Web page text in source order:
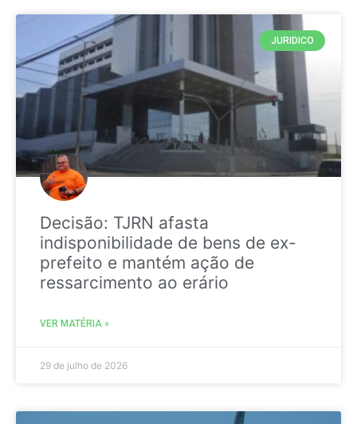
JURIDICO
Decisão: TJRN afasta
indisponibilidade de bens de ex-
prefeito e mantém ação de
ressarcimento ao erário
VER MATÉRIA »
29 de julho de 2026